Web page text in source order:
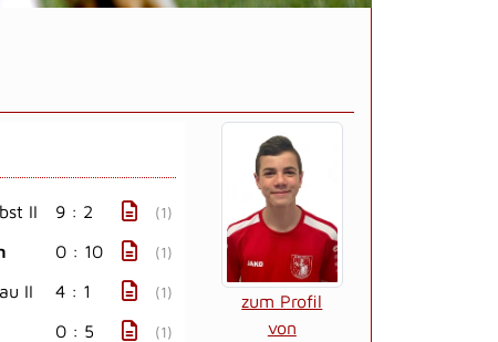
zum Profil
von
II 9 : 2 (1)
0 : 10 (1)
II 4 : 1 (1)
0 : 5 (1)